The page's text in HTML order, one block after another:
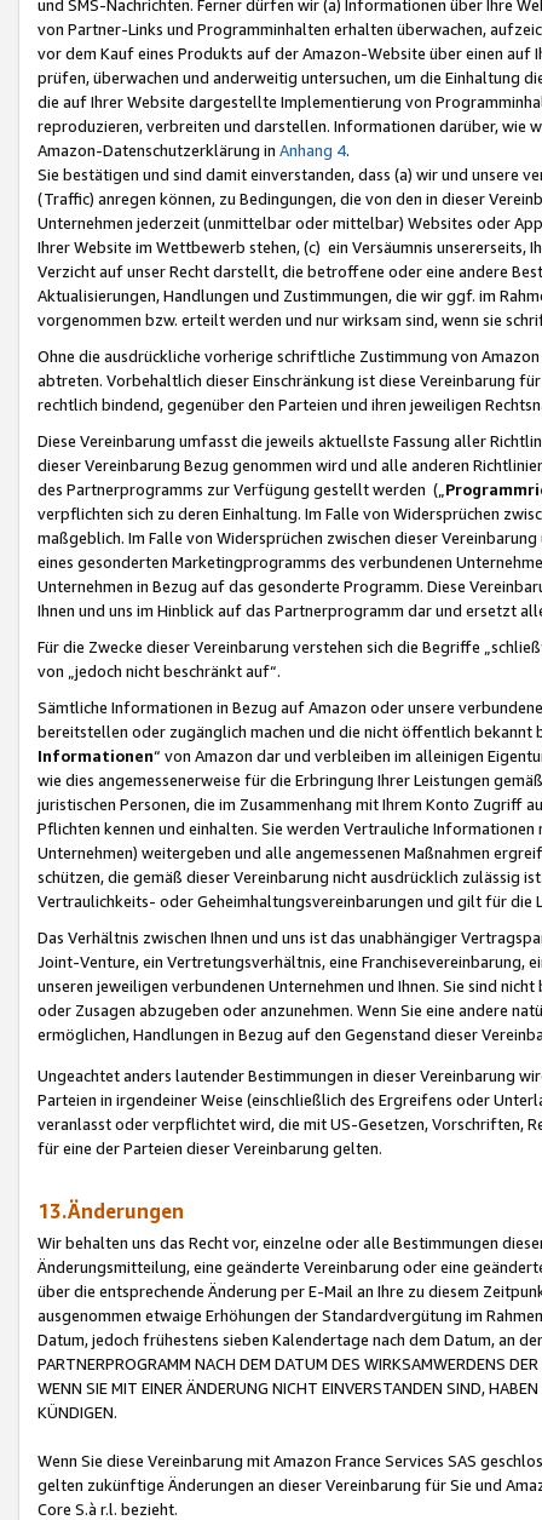
und SMS-Nachrichten. Ferner dürfen wir (a) Informationen über Ihre
von Partner-Links und Programminhalten erhalten überwachen,
vor dem Kauf eines Produkts auf der Amazon-Website über einen
prüfen, überwachen und anderweitig untersuchen, um die Einhaltung
die auf Ihrer Website dargestellte Implementierung von
reproduzieren, verbreiten und darstellen. Informationen darüber, wie
Amazon-Datenschutzerklärung in Anhang 4.
Sie bestätigen und sind damit einverstanden, dass (a) wir und
(Traffic) anregen können, zu Bedingungen, die von den in dieser
Unternehmen jederzeit (unmittelbar oder mittelbar) Websites oder
Ihrer Website im Wettbewerb stehen, (c) ein Versäumnis unsererseits,
Verzicht auf unser Recht darstellt, die betroffene oder eine andere
Aktualisierungen, Handlungen und Zustimmungen, die wir ggf. im
vorgenommen bzw. erteilt werden und nur wirksam sind, wenn sie
Ohne die ausdrückliche vorherige schriftliche Zustimmung von
abtreten. Vorbehaltlich dieser Einschränkung ist diese Vereinbarung
rechtlich bindend, gegenüber den Parteien und ihren jeweiligen
Diese Vereinbarung umfasst die jeweils aktuellste Fassung aller
dieser Vereinbarung Bezug genommen wird und alle anderen
des Partnerprogramms zur Verfügung gestellt werden („
verpflichten sich zu deren Einhaltung. Im Falle von Widersprüchen
maßgeblich. Im Falle von Widersprüchen zwischen dieser
eines gesonderten Marketingprogramms des verbundenen
Unternehmen in Bezug auf das gesonderte Programm. Diese
Ihnen und uns im Hinblick auf das Partnerprogramm dar und ersetzt
Für die Zwecke dieser Vereinbarung verstehen sich die Begriffe
von „jedoch nicht beschränkt auf“.
Sämtliche Informationen in Bezug auf Amazon oder unsere
bereitstellen oder zugänglich machen und die nicht öffentlich
Informationen“ von Amazon dar und verbleiben im alleinigen
wie dies angemessenerweise für die Erbringung Ihrer Leistungen
juristischen Personen, die im Zusammenhang mit Ihrem Konto
Pflichten kennen und einhalten. Sie werden Vertrauliche
Unternehmen) weitergeben und alle angemessenen Maßnahmen
schützen, die gemäß dieser Vereinbarung nicht ausdrücklich zulässig
Vertraulichkeits- oder Geheimhaltungsvereinbarungen und gilt für die
Das Verhältnis zwischen Ihnen und uns ist das unabhängiger
Joint-Venture, ein Vertretungsverhältnis, eine Franchisevereinbarung,
unseren jeweiligen verbundenen Unternehmen und Ihnen. Sie sind
oder Zusagen abzugeben oder anzunehmen. Wenn Sie eine andere
ermöglichen, Handlungen in Bezug auf den Gegenstand dieser
Ungeachtet anders lautender Bestimmungen in dieser Vereinbarung
Parteien in irgendeiner Weise (einschließlich des Ergreifens oder
veranlasst oder verpflichtet wird, die mit US-Gesetzen, Vorschriften,
für eine der Parteien dieser Vereinbarung gelten.
13.Änderungen
Wir behalten uns das Recht vor, einzelne oder alle Bestimmungen
Änderungsmitteilung, eine geänderte Vereinbarung oder eine
über die entsprechende Änderung per E-Mail an Ihre zu diesem
ausgenommen etwaige Erhöhungen der Standardvergütung im
Datum, jedoch frühestens sieben Kalendertage nach dem Datum, an
PARTNERPROGRAMM NACH DEM DATUM DES WIRKSAMWERDENS
WENN SIE MIT EINER ÄNDERUNG NICHT EINVERSTANDEN SIND,
KÜNDIGEN.
Wenn Sie diese Vereinbarung mit Amazon France Services SAS
gelten zukünftige Änderungen an dieser Vereinbarung für Sie und
Core S.à r.l. bezieht.